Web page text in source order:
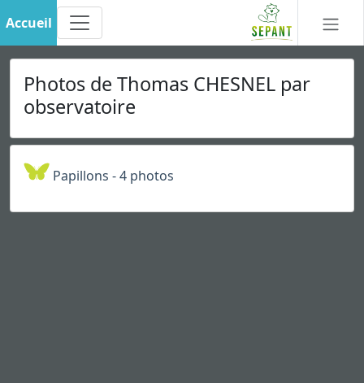
Accueil
Photos de Thomas CHESNEL par
observatoire
Papillons - 4 photos